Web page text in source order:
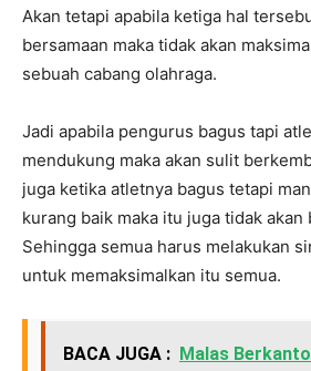
Akan tetapi apabila ketiga hal
bersamaan maka tidak akan
sebuah cabang olahraga.
Jadi apabila pengurus bagus tapi
mendukung maka akan sulit
juga ketika atletnya bagus tetapi
kurang baik maka itu juga tidak akan
Sehingga semua harus melakukan
untuk memaksimalkan itu semua.
BACA JUGA : Malas